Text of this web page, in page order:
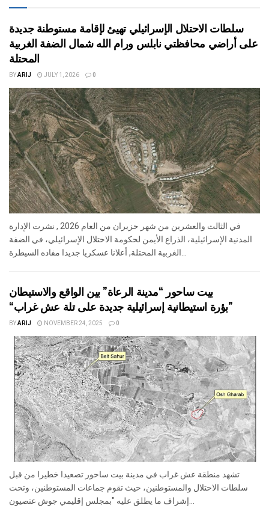
سلطات الاحتلال الإسرائيلي تهيئ لإقامة مستوطنة جديدة
على أراضي محافظتي نابلس ورام الله شمال الضفة الغربية
المحتلة
BYARIJ JULY 1, 2026 0
في الثالث والعشرين من شهر حزيران من العام 2026 , نشرت الإدارة
المدنية الإسرائيلية، الذراع الأيمن لحكومة الاحتلال الإسرائيلي، في الضفة
الغربية المحتلة, أعلانا عسكريا جديدا مفاده السيطرة...
بيت ساحور “مدينة الرعاة” بين الواقع والاستيطان
“بؤرة استيطانية إسرائيلية جديدة على تلة عش غراب”
BYARIJ NOVEMBER 24, 2025 0
تشهد منطقة عش غراب في مدينة بيت ساحور تصعيدا خطيرا من قبل
سلطات الاحتلال والمستوطنين، حيث تقوم جماعات المستوطنين، وتحت
إشراف ما يطلق عليه "بمجلس إقليمي جوش عتصيون...